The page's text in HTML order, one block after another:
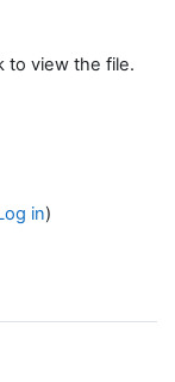
to view the file.
in)